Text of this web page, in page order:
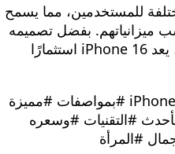
مما يسمح
بفضل تصميمه
الجذاب ومواصفاته المبتكرة، يعد iPhone 16 استثمارًا
#آبل #تعلن #عن #هاتف #iPhone #بمواصفات #مميزة
#وسعره